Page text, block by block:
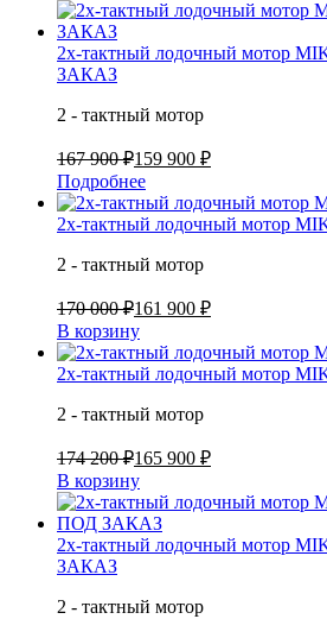
2х-тактный лодочный мотор
ЗАКАЗ
2 - тактный мотор
167 900 ₽159 900 ₽
Подробнее
2х-тактный лодочный мотор
2 - тактный мотор
170 000 ₽161 900 ₽
В корзину
2х-тактный лодочный мотор
2 - тактный мотор
174 200 ₽165 900 ₽
В корзину
2х-тактный лодочный мотор
ЗАКАЗ
2 - тактный мотор